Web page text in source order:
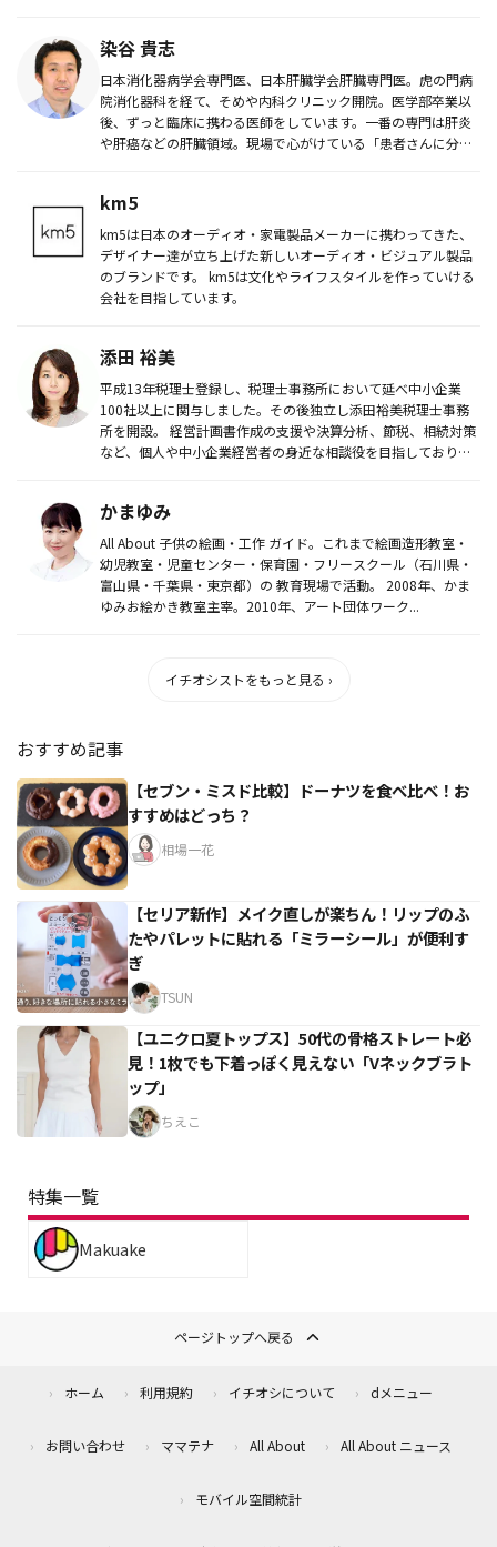
染谷 貴志
日本消化器病学会専門医、日本肝臓学会肝臓専門医。虎の門病
院消化器科を経て、そめや内科クリニック開院。医学部卒業以
後、ずっと臨床に携わる医師をしています。一番の専門は肝炎
や肝癌などの肝臓領域。現場で心がけている「患者さんに分か
km5
km5は日本のオーディオ・家電製品メーカーに携わってきた、
デザイナー達が立ち上げた新しいオーディオ・ビジュアル製品
のブランドです。 km5は文化やライフスタイルを作っていける
会社を目指しています。
添田 裕美
平成13年税理士登録し、税理士事務所において延べ中小企業
100社以上に関与しました。その後独立し添田裕美税理士事務
所を開設。 経営計画書作成の支援や決算分析、節税、相続対策
など、個人や中小企業経営者の身近な相談役を目指しておりま
かまゆみ
All About 子供の絵画・工作 ガイド。これまで絵画造形教室・
幼児教室・児童センター・保育園・フリースクール（石川県・
富山県・千葉県・東京都）の 教育現場で活動。 2008年、かま
ゆみお絵かき教室主宰。2010年、アート団体ワーク...
イチオシストをもっと見る ›
おすすめ記事
【セブン・ミスド比較】ドーナツを食べ比べ！お
すすめはどっち？
相場一花
【セリア新作】メイク直しが楽ちん！リップのふ
たやパレットに貼れる「ミラーシール」が便利す
ぎ
TSUN
【ユニクロ夏トップス】50代の骨格ストレート必
見！1枚でも下着っぽく見えない「Vネックブラト
ップ」
ちえこ
特集一覧
Makuake
ページトップへ戻る
ホーム 利用規約 イチオシについて dメニュー
お問い合わせ ママテナ All About All About ニュース
モバイル空間統計